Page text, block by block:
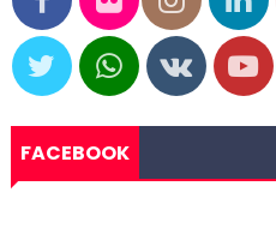
FACEBOOK